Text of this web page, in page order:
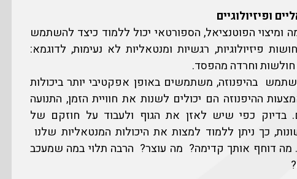
ופיזיולוגיים
ומיצוי הפוטנציאל, הספורטאי יכול ללמוד כיצד להשתמש
פיזיולוגיות, רגשיות ומנטאליות לא נעימות, לדוגמא:
חולשות וחרדה מהפסד.
בהיפנוזה, משתמשים באופן אפקטיבי יותר ביכולות
ההיפנוזה הם יכולים לשנות את חוויית הזמן, התנועה
בדיוק כפי שיש לאזן את הגוף ולעבוד על חוזקם של
כך ניתן ללמוד למצות את היכולות המנטאליות שלנו
מה דוחף אותך קדימה? מה עוצר? הרבה תלוי במה שמעכב